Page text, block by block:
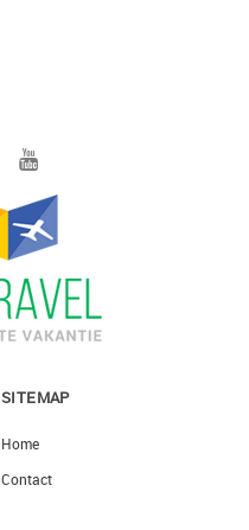
SITEMAP
Home
Contact